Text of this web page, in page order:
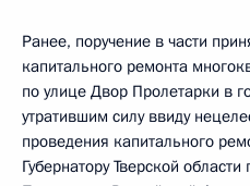
Ранее, поручение в части
капитального ремонта
по улице Двор Пролетарки в
утратившим силу ввиду
проведения капитального
Губернатору Тверской